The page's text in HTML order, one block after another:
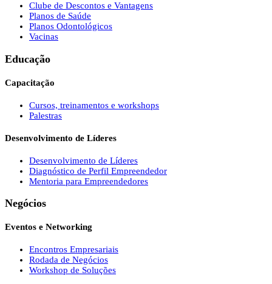
Clube de Descontos e Vantagens
Planos de Saúde
Planos Odontológicos
Vacinas
Educação
Capacitação
Cursos, treinamentos e workshops
Palestras
Desenvolvimento de Líderes
Desenvolvimento de Líderes
Diagnóstico de Perfil Empreendedor
Mentoria para Empreendedores
Negócios
Eventos e Networking
Encontros Empresariais
Rodada de Negócios
Workshop de Soluções